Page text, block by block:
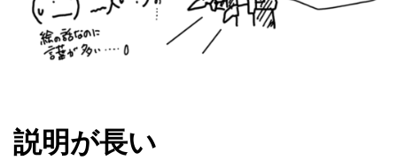
説明が長い